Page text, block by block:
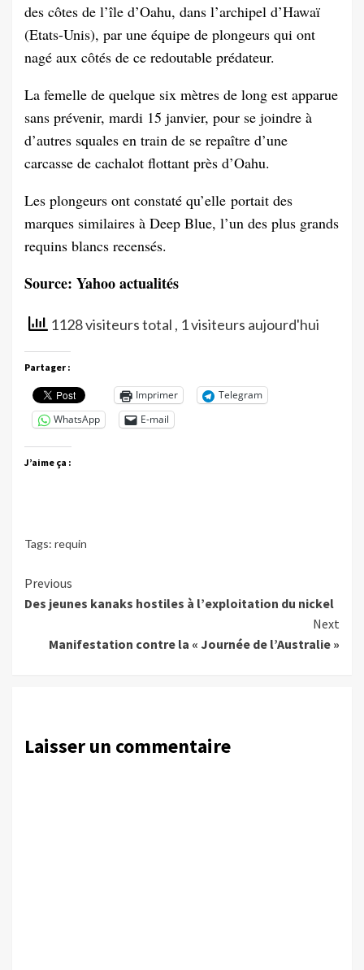
des côtes de l’île d’Oahu, dans l’archipel d’Hawaï
(Etats-Unis), par une équipe de plongeurs qui ont
nagé aux côtés de ce redoutable prédateur.
La femelle de quelque six mètres de long est apparue
sans prévenir, mardi 15 janvier, pour se joindre à
d’autres squales en train de se repaître d’une
carcasse de cachalot flottant près d’Oahu.
Les plongeurs ont constaté qu’elle portait des
marques similaires à Deep Blue, l’un des plus grands
requins blancs recensés.
Source: Yahoo actualités
1128 visiteurs total , 1 visiteurs aujourd'hui
Partager :
Imprimer
Telegram
WhatsApp
E-mail
J’aime ça :
Tags: requin
Continue
Reading
Previous
Des jeunes kanaks hostiles à l’exploitation du nickel
Next
Manifestation contre la « Journée de l’Australie »
Laisser un commentaire